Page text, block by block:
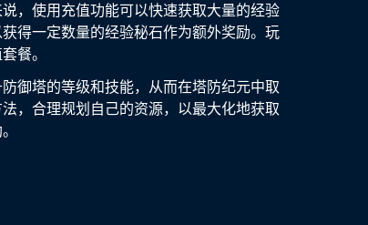
，使用充值功能可以快速获取大量的经验
得一定数量的经验秘石作为额外奖励。玩
餐。
御塔的等级和技能，从而在塔防纪元中取
，合理规划自己的资源，以最大化地获取